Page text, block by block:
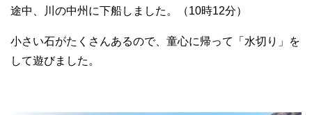
途中、川の中州に下船しました。（10時12分）
小さい石がたくさんあるので、童心に帰って「水切り」を
して遊びました。